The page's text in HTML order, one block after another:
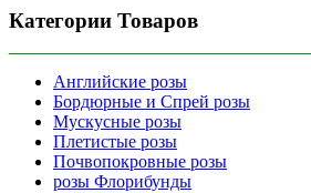
Категории Товаров
Английские розы
Бордюрные и Спрей розы
Мускусные розы
Плетистые розы
Почвопокровные розы
розы Флорибунды